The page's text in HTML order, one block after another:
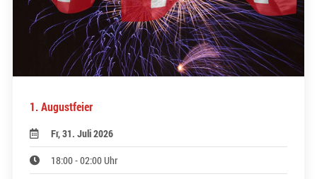
1. Augustfeier
Fr, 31. Juli 2026
18:00 - 02:00 Uhr